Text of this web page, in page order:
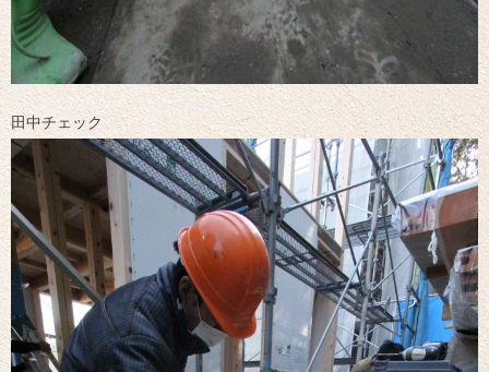
田中チェック